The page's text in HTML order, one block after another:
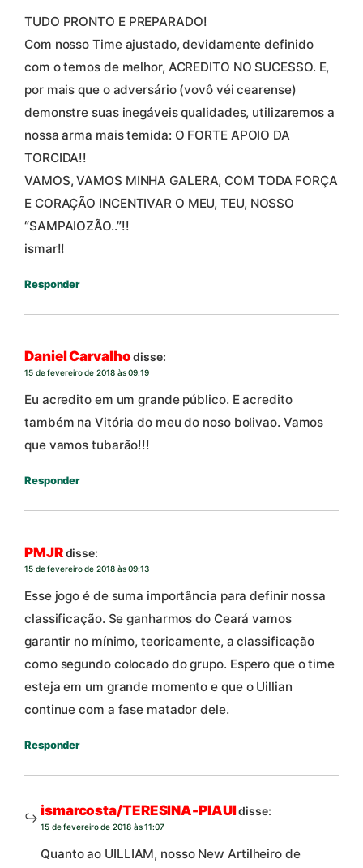
TUDO PRONTO E PREPARADO!
Com nosso Time ajustado, devidamente definido
com o temos de melhor, ACREDITO NO SUCESSO. E,
por mais que o adversário (vovô véi cearense)
demonstre suas inegáveis qualidades, utilizaremos a
nossa arma mais temida: O FORTE APOIO DA
TORCIDA!!
VAMOS, VAMOS MINHA GALERA, COM TODA FORÇA
E CORAÇÃO INCENTIVAR O MEU, TEU, NOSSO
“SAMPAIOZÃO..”!!
ismar!!
Responder
Daniel Carvalho disse:
15 de fevereiro de 2018 às 09:19
Eu acredito em um grande público. E acredito
também na Vitória do meu do noso bolivao. Vamos
que vamos tubarão!!!
Responder
PMJRdisse:
15 de fevereiro de 2018 às 09:13
Esse jogo é de suma importância para definir nossa
classificação. Se ganharmos do Ceará vamos
garantir no mínimo, teoricamente, a classificação
como segundo colocado do grupo. Espero que o time
esteja em um grande momento e que o Uillian
continue com a fase matador dele.
Responder
ismarcosta/TERESINA-PIAUIdisse:
15 de fevereiro de 2018 às 11:07
Quanto ao UILLIAM, nosso New Artilheiro de